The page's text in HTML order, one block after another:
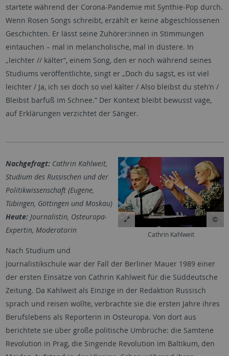
startete während der Corona-Pandemie mit Synthie-Pop durch.
Wenn Rosen Songs schreibt, erzählt er keine abgeschlossenen
Geschichten. Er lässt seine Zuhörer:innen in Stimmungen
eintauchen – mal in melancholische, mal in düstere. In
„leichter // kälter“, einem Song, den er noch während seines
Studiums veröffentlichte, singt er „Doch du sagst, es ist viel
leichter / Ja, ich sei doch so viel kälter / Also bleibst du steh’n /
Bleibst barfuß im Schnee.“ Der Kontext bleibt bewusst vage,
auf Erklärungen verzichtet der Sänger.
Cathrin Kahlweit
Nachgefragt: Cathrin Kahlweit,
Studium des Russischen und der
Politikwissenschaft (Eugene,
Tübingen, Göttingen und Moskau)
Heute: Journalistin, Osteuropa-
Expertin, Moderatorin
Nach Studium und
Journalistikschule war der Fall der Berliner Mauer 1989 einer
der ersten Einsätze von Cathrin Kahlweit für die Süddeutsche
Zeitung. Da Kahlweit als Einzige in der Redaktion Russisch
sprach und reisen wollte, verbrachte sie die ersten Jahre ihres
Berufslebens als Reporterin in Osteuropa. Von dort aus
berichtete sie über große politische Umbrüche: die Samtene
Revolution in Prag, die Singende Revolution im Baltikum, den